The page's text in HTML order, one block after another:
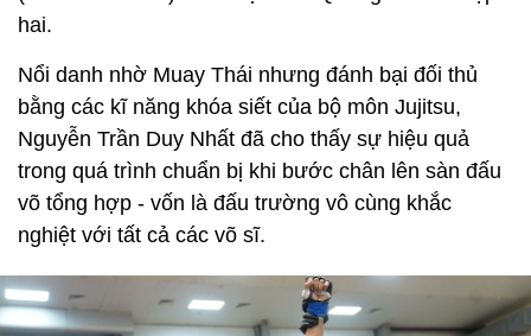
hai.
Nổi danh nhờ Muay Thái nhưng đánh bại đối thủ
bằng các kĩ năng khóa siết của bộ môn Jujitsu,
Nguyễn Trần Duy Nhất đã cho thấy sự hiệu quả
trong quá trình chuẩn bị khi bước chân lên sàn đấu
võ tổng hợp - vốn là đấu trường vô cùng khắc
nghiệt với tất cả các võ sĩ.